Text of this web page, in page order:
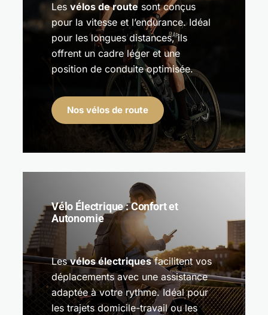
Lesvélos de route sont conçus
pour la vitesse et l’endurance. Idéal
pour les longues distances, ils
offrent un cadre léger et une
position de conduite optimisée.
Nos vélos de route
Vélo Électrique : Confort et
Autonomie
Lesvélos électriquesfacilitent vos
déplacements avec une assistance
adaptée à votre rythme. Idéal pour
les trajets domicile-travail ou les